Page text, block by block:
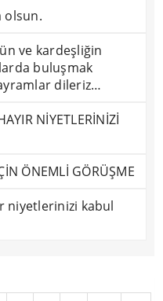
olsun.
ve kardeşliğin
buluşmak
dileriz…
NİYETLERİNİZİ
ÖNEMLİ GÖRÜŞME
niyetlerinizi kabul